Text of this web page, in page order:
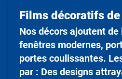
Films décoratifs de
Nos décors ajoutent de
fenêtres modernes,
portes coulissantes.
par : Des designs